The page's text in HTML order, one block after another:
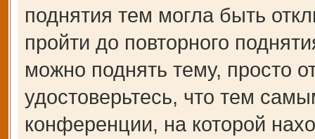
поднятия тем могла быть
пройти до повторного
можно поднять тему, просто
удостоверьтесь, что тем
конференции, на которой